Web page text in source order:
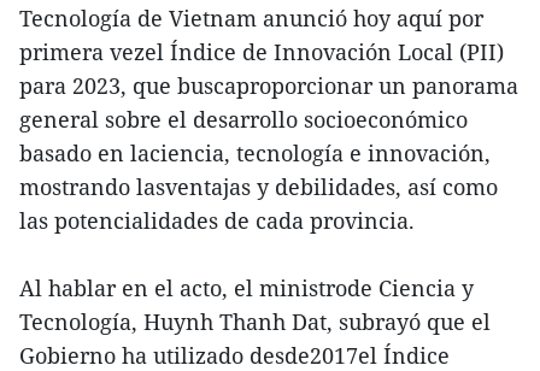
Tecnología de Vietnam anunció hoy aquí por
primera vezel Índice de Innovación Local (PII)
para 2023, que buscaproporcionar un panorama
general sobre el desarrollo socioeconómico
basado en laciencia, tecnología e innovación,
mostrando lasventajas y debilidades, así como
las potencialidades de cada provincia.
Al hablar en el acto, el ministrode Ciencia y
Tecnología, Huynh Thanh Dat, subrayó que el
Gobierno ha utilizado desde2017el Índice